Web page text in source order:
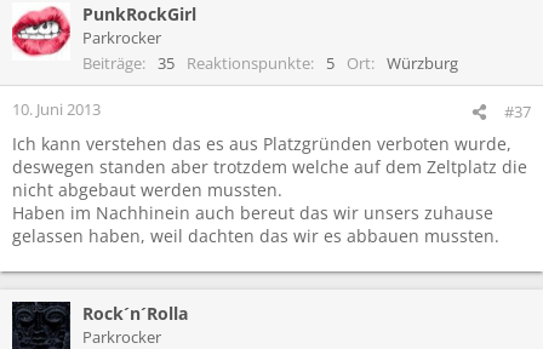
PunkRockGirl
Parkrocker
Beiträge
35 Reaktionspunkte 5 Ort Würzburg
10. Juni 2013 #37
Ich kann verstehen das es aus Platzgründen verboten wurde,
deswegen standen aber trotzdem welche auf dem Zeltplatz die
nicht abgebaut werden mussten.
Haben im Nachhinein auch bereut das wir unsers zuhause
gelassen haben, weil dachten das wir es abbauen mussten.
Rock´n´Rolla
Parkrocker